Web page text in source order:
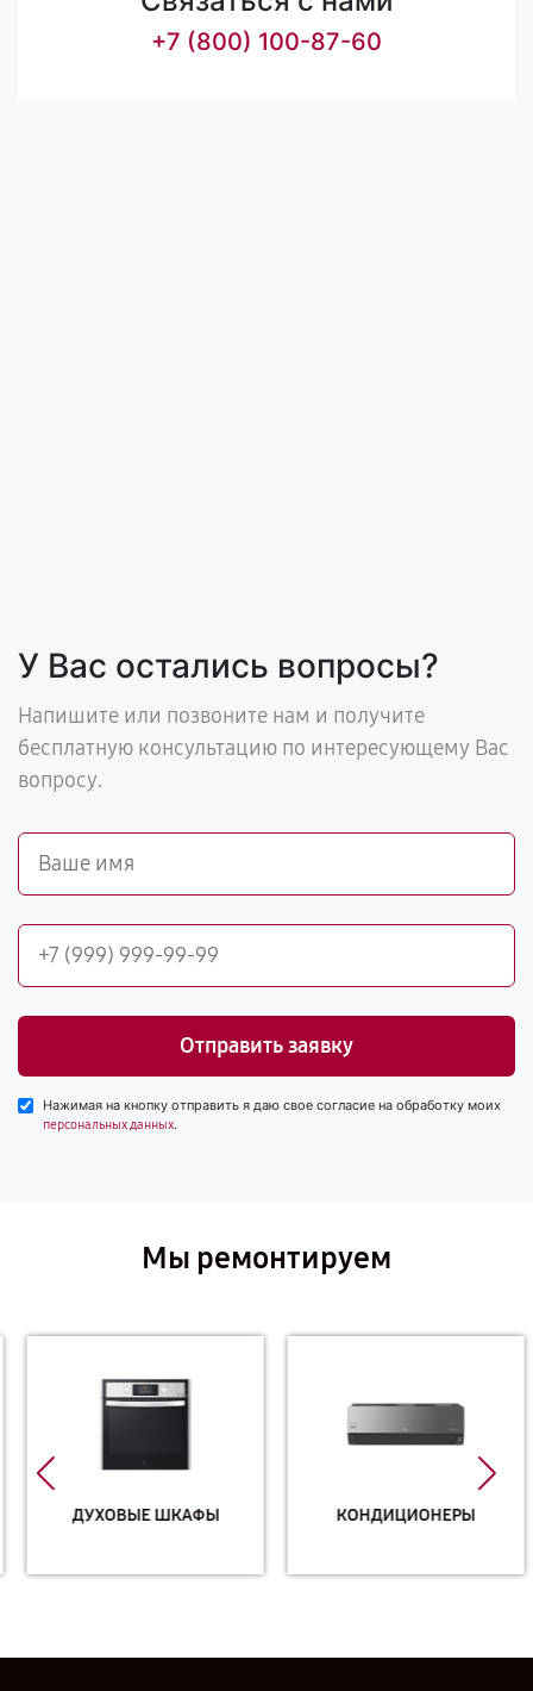
+7 (800) 100-87-60
У Вас остались вопросы?
Напишите или позвоните нам и получите
бесплатную консультацию по интересующему Вас
вопросу.
Отправить заявку
Нажимая на кнопку отправить я даю свое согласие на обработку моих
персональных данных.
Мы ремонтируем
ДУХОВЫЕ ШКАФЫ КОНДИЦИОНЕРЫ